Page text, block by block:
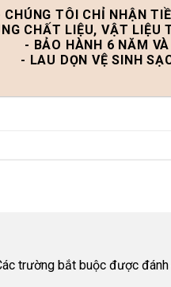
CHÚNG TÔI CHỈ NHẬN
CHẤT LIỆU, VẬT LIỆU
- BẢO HÀNH 6 NĂM
- LAU DỌN VỆ SINH
trường bắt buộc được đánh